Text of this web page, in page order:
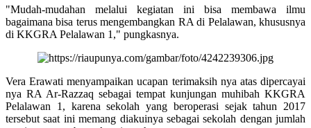
"Mudah-mudahan melalui kegiatan ini bisa membawa ilmu
bagaimana bisa terus mengembangkan RA di Pelalawan, khususnya
di KKGRA Pelalawan 1," pungkasnya.
Vera Erawati menyampaikan ucapan terimaksih nya atas dipercayai
nya RA Ar-Razzaq sebagai tempat kunjungan muhibah KKGRA
Pelalawan 1, karena sekolah yang beroperasi sejak tahun 2017
tersebut saat ini memang diakuinya sebagai sekolah dengan jumlah